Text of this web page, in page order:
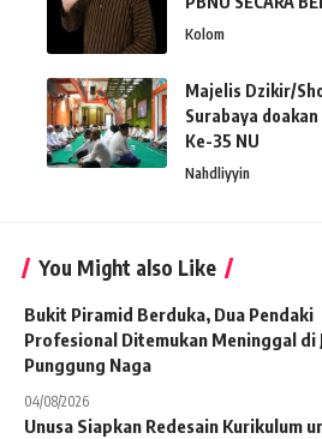
Kolom
Majelis Dzikir/
Surabaya
Ke-35 NU
Nahdliyyin
You Might also Like
Bukit Piramid Berduka, Dua Pendaki
Profesional Ditemukan Meninggal di
Punggung Naga
04/08/2026
Unusa Siapkan Redesain Kurikulum